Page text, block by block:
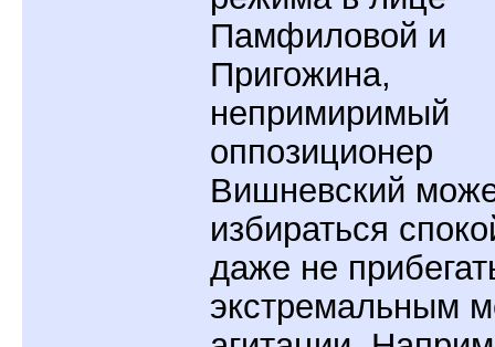
Памфиловой и
Пригожина,
непримиримый
оппозиционер
Вишневский
избираться
даже не
экстремальным